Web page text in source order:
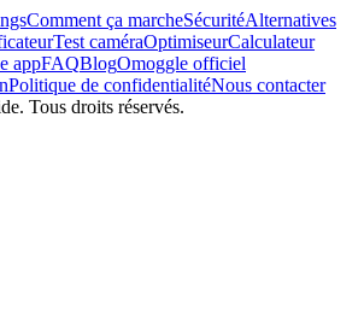
Comment ça marcheSécuritéAlternatives
Test caméraOptimiseurCalculateur
appFAQBlogOmoggle officiel
Politique de confidentialitéNous contacter
Tous droits réservés.